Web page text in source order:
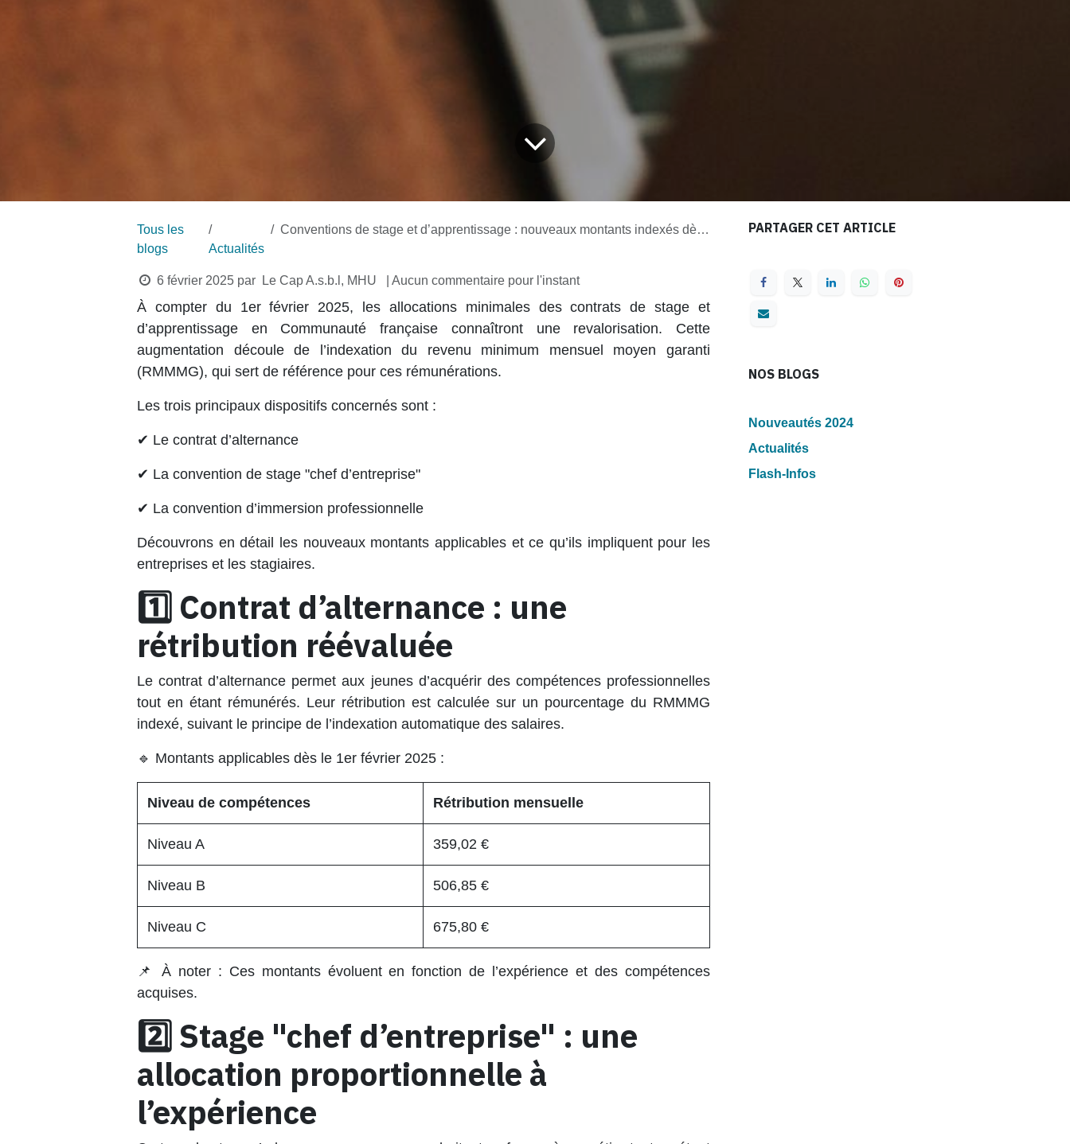
Tous les
blogs
Actualités
Conventions de stage et d’apprentissage : nouveaux montants indexés dès le 1er février 2025 !
6 février 2025 par Le Cap A.s.b.l, MHU | Aucun commentaire pour l'instant
À compter du 1er février 2025, les allocations minimales des contrats de stage et
d’apprentissage en Communauté française connaîtront une revalorisation. Cette
augmentation découle de l’indexation du revenu minimum mensuel moyen garanti
(RMMMG), qui sert de référence pour ces rémunérations.
Les trois principaux dispositifs concernés sont :
✔ Le contrat d’alternance
✔ La convention de stage "chef d’entreprise"
✔ La convention d’immersion professionnelle
Découvrons en détail les nouveaux montants applicables et ce qu’ils impliquent pour les
entreprises et les stagiaires.
1️⃣ Contrat d’alternance : une
rétribution réévaluée
Lecontrat d’alternance permet aux jeunes d’acquérir des compétences professionnelles
tout en étant rémunérés. Leur rétribution est calculée sur un pourcentage du RMMMG
indexé, suivant le principe de l’indexation automatique des salaires.
🔹 Montants applicables dès le 1er février 2025 :
Niveau de compétences Rétribution mensuelle
Niveau A 359,02 €
Niveau B 506,85 €
Niveau C 675,80 €
📌 À noter: Ces montants évoluent en fonction de l’expérience et des compétences
acquises.
2️⃣ Stage "chef d’entreprise" : une
allocation proportionnelle à
l’expérience
PARTAGER CET ARTICLE
NOS BLOGS
Nouveautés 2024
Actualités
Flash-Infos